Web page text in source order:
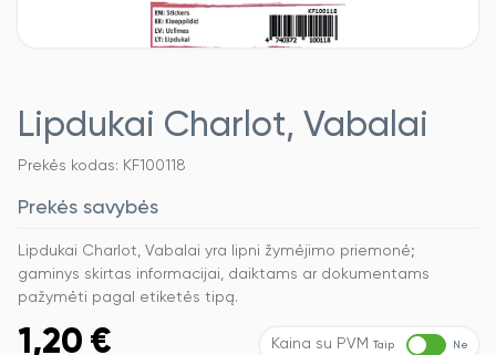
Lipdukai Charlot, Vabalai
Prekės kodas: KF100118
Prekės savybės
Lipdukai Charlot, Vabalai yra lipni žymėjimo priemonė;
gaminys skirtas informacijai, daiktams ar dokumentams
pažymėti pagal etiketės tipą.
1,20 € Kaina su PVM Taip Ne